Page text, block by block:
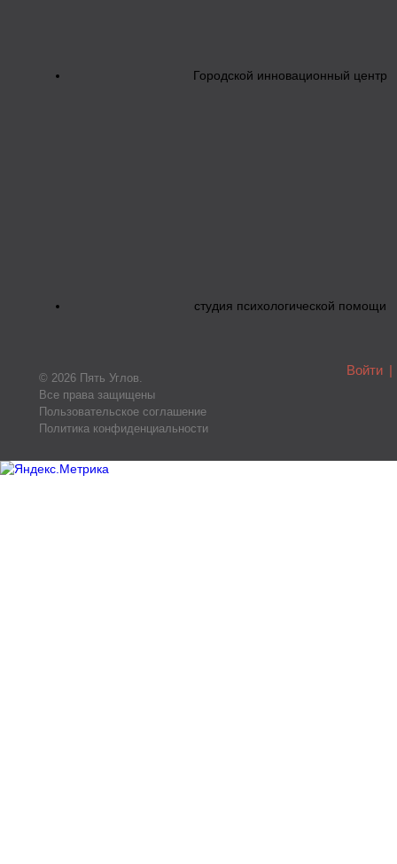
Городской инновационный центр
студия психологической помощи
© 2026 Пять Углов.
Все права защищены
Пользовательское соглашение
Политика конфиденциальности
Войти